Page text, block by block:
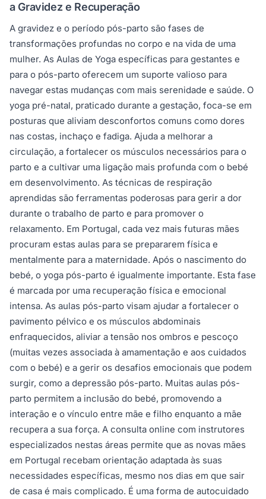
a Gravidez e Recuperação
A gravidez e o período pós-parto são fases de
transformações profundas no corpo e na vida de uma
mulher. As Aulas de Yoga específicas para gestantes e
para o pós-parto oferecem um suporte valioso para
navegar estas mudanças com mais serenidade e saúde. O
yoga pré-natal, praticado durante a gestação, foca-se em
posturas que aliviam desconfortos comuns como dores
nas costas, inchaço e fadiga. Ajuda a melhorar a
circulação, a fortalecer os músculos necessários para o
parto e a cultivar uma ligação mais profunda com o bebé
em desenvolvimento. As técnicas de respiração
aprendidas são ferramentas poderosas para gerir a dor
durante o trabalho de parto e para promover o
relaxamento. Em Portugal, cada vez mais futuras mães
procuram estas aulas para se prepararem física e
mentalmente para a maternidade. Após o nascimento do
bebé, o yoga pós-parto é igualmente importante. Esta fase
é marcada por uma recuperação física e emocional
intensa. As aulas pós-parto visam ajudar a fortalecer o
pavimento pélvico e os músculos abdominais
enfraquecidos, aliviar a tensão nos ombros e pescoço
(muitas vezes associada à amamentação e aos cuidados
com o bebé) e a gerir os desafios emocionais que podem
surgir, como a depressão pós-parto. Muitas aulas pós-
parto permitem a inclusão do bebé, promovendo a
interação e o vínculo entre mãe e filho enquanto a mãe
recupera a sua força. A consulta online com instrutores
especializados nestas áreas permite que as novas mães
em Portugal recebam orientação adaptada às suas
necessidades específicas, mesmo nos dias em que sair
de casa é mais complicado. É uma forma de autocuidado